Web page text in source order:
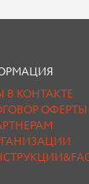
В КОНТАКТЕ
ОФЕРТЫ